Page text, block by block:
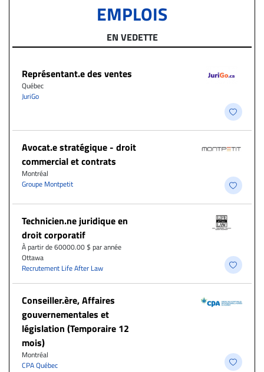
EMPLOIS
EN VEDETTE
Représentant.e des ventes
Québec
JuriGo
Avocat.e stratégique - droit
commercial et contrats
Montréal
Groupe Montpetit
Technicien.ne juridique en
droit corporatif
À partir de 60000.00 $ par année
Ottawa
Recrutement Life After Law
Conseiller.ère, Affaires
gouvernementales et
législation (Temporaire 12
mois)
Montréal
CPA Québec